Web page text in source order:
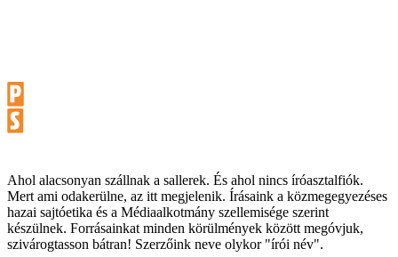
Ahol alacsonyan szállnak a sallerek. És ahol nincs íróasztalfiók.
Mert ami odakerülne, az itt megjelenik. Írásaink a közmegegyezéses
hazai sajtóetika és a Médiaalkotmány szellemisége szerint
készülnek. Forrásainkat minden körülmények között megóvjuk,
szivárogtasson bátran! Szerzőink neve olykor "írói név".